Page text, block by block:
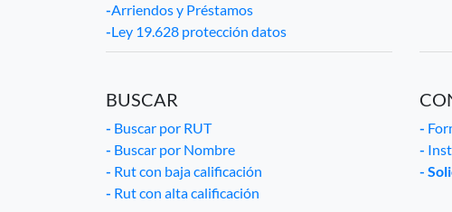
-Arriendos y Préstamos
-Ley 19.628 protección datos
BUSCAR
- Buscar por RUT
- Buscar por Nombre
- Rut con baja calificación
- Rut con alta calificación
-
-
-